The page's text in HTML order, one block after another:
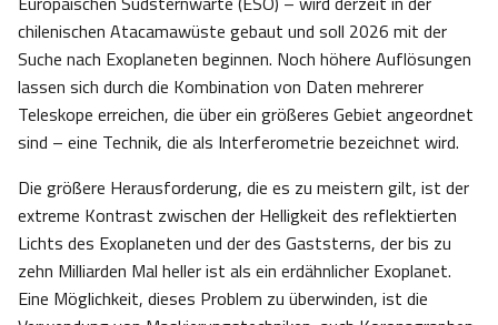
chilenischen Atacamawüste gebaut und soll 2026 mit der
Suche nach Exoplaneten beginnen. Noch höhere Auflösungen
lassen sich durch die Kombination von Daten mehrerer
Teleskope erreichen, die über ein größeres Gebiet angeordnet
sind – eine Technik, die als Interferometrie bezeichnet wird.
Die größere Herausforderung, die es zu meistern gilt, ist der
extreme Kontrast zwischen der Helligkeit des reflektierten
Lichts des Exoplaneten und der des Gaststerns, der bis zu
zehn Milliarden Mal heller ist als ein erdähnlicher Exoplanet.
Eine Möglichkeit, dieses Problem zu überwinden, ist die